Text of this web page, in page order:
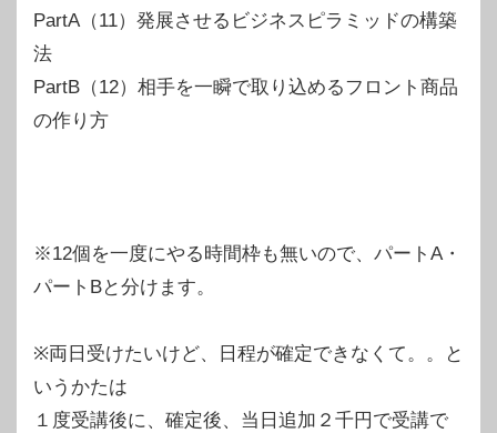
PartA（11）発展させるビジネスピラミッドの構築
法
PartB（12）相手を一瞬で取り込めるフロント商品
の作り方
※12個を一度にやる時間枠も無いので、パートA・
パートBと分けます。
※両日受けたいけど、日程が確定できなくて。。と
いうかたは
１度受講後に、確定後、当日追加２千円で受講で